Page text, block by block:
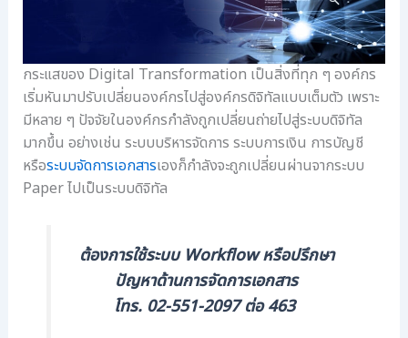
กระแสของ Digital Transformation เป็นสิ่งที่ทุก ๆ องค์กร
เริ่มหันมาปรับเปลี่ยนองค์กรไปสู่องค์กรดิจิทัลแบบเต็มตัว เพราะ
มีหลาย ๆ ปัจจัยในองค์กรกำลังถูกเปลี่ยนถ่ายไปสู่ระบบดิจิทัล
มากขึ้น อย่างเช่น ระบบบริหารจัดการ ระบบการเงิน การบัญชี
หรือระบบจัดการเอกสารเองก็กำลังจะถูกเปลี่ยนผ่านจากระบบ
Paper ไปเป็นระบบดิจิทัล
ต้องการใช้ระบบ Workflow หรือปรึกษา
ปัญหาด้านการจัดการเอกสาร
โทร. 02-551-2097 ต่อ 463
ส
า
ร
ช่
ว
ย
ล
ด
ตั
ว
ช่
ว
ย
ก
า
ร
ร
ด
า
ษ
ด้
ว
ย
โ
ป